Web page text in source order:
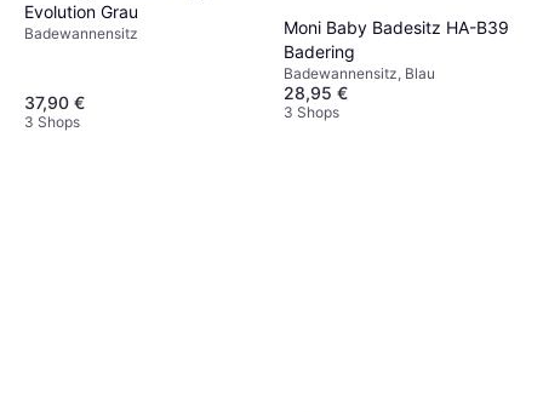
Evolution Grau
Badewannensitz
37,90 €
3 Shops
Moni Baby Badesitz HA-B39
Badering
Badewannensitz, Blau
28,95 €
3 Shops